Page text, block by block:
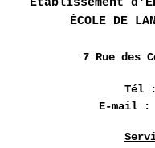
Etablissement
ÉCOLE DE
7 Rue des
Tél
E-mail